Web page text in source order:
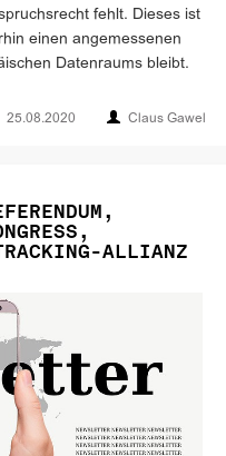
fehlt. Dieses ist
einen angemessenen
Datenraums bleibt.
25.08.2020 Claus Gawel
ALLIANZ